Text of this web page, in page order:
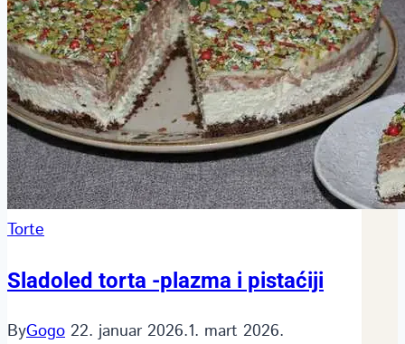
Torte
Sladoled torta -plazma i pistaćiji
ByGogo 22. januar 2026.1. mart 2026.